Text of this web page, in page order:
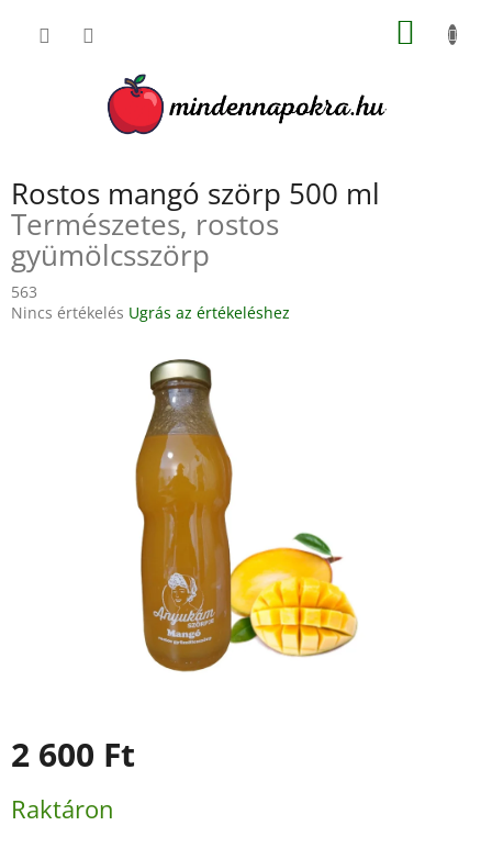
KOSÁR
Rostos mangó szörp 500 ml
Természetes, rostos
gyümölcsszörp
563
A
Nincs értékelés Ugrás az értékeléshez
2 600 Ft
Raktáron